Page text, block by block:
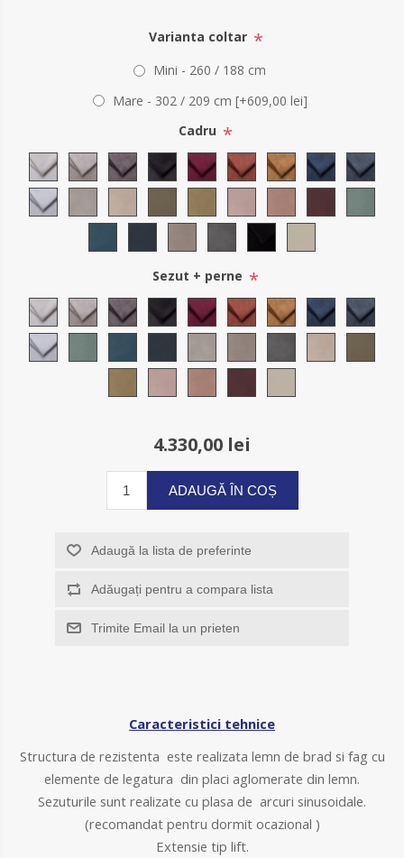
Varianta coltar *
Mini - 260 / 188 cm
Mare - 302 / 209 cm [+609,00 lei]
Cadru *
Sezut + perne *
4.330,00 lei
ADAUGĂ ÎN COȘ
Adaugă la lista de preferinte
Adăugați pentru a compara lista
Trimite Email la un prieten
Caracteristici tehnice
Structura de rezistenta este realizata lemn de brad si fag cu
elemente de legatura din placi aglomerate din lemn.
Sezuturile sunt realizate cu plasa de arcuri sinusoidale.
(recomandat pentru dormit ocazional )
Extensie tip lift.